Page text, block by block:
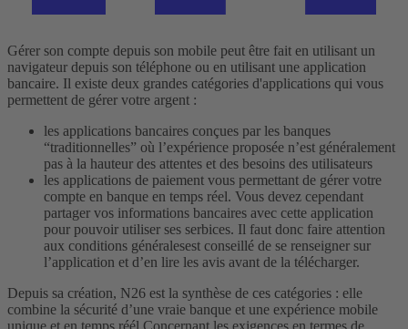
Gérer son compte depuis son mobile peut être fait en utilisant un
navigateur depuis son téléphone ou en utilisant une application
bancaire. Il existe deux grandes catégories d'applications qui vous
permettent de gérer votre argent :
les applications bancaires conçues par les banques
“traditionnelles” où l’expérience proposée n’est généralement
pas à la hauteur des attentes et des besoins des utilisateurs
les applications de paiement vous permettant de gérer votre
compte en banque en temps réel. Vous devez cependant
partager vos informations bancaires avec cette application
pour pouvoir utiliser ses serbices. Il faut donc faire attention
aux conditions généralesest conseillé de se renseigner sur
l’application et d’en lire les avis avant de la télécharger.
Depuis sa création, N26 est la synthèse de ces catégories : elle
combine la sécurité d’une vraie banque et une expérience mobile